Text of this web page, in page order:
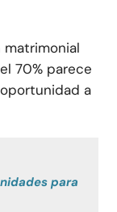
70% parece
a
para